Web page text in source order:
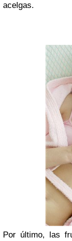
acelgas.
Por último, las